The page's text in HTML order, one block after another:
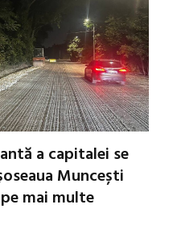
a capitalei se
Muncești
mai multe